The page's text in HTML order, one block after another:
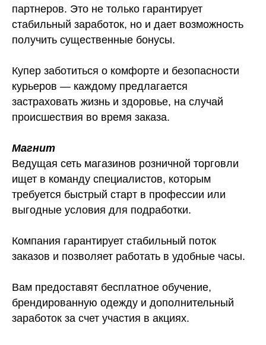
партнеров. Это не только гарантирует
стабильный заработок, но и дает возможность
получить существенные бонусы.
Купер заботиться о комфорте и безопасности
курьеров — каждому предлагается
застраховать жизнь и здоровье, на случай
происшествия во время заказа.
Магнит
Ведущая сеть магазинов розничной торговли
ищет в команду специалистов, которым
требуется быстрый старт в профессии или
выгодные условия для подработки.
Компания гарантирует стабильный поток
заказов и позволяет работать в удобные часы.
Вам предоставят бесплатное обучение,
брендированную одежду и дополнительный
заработок за счет участия в акциях.